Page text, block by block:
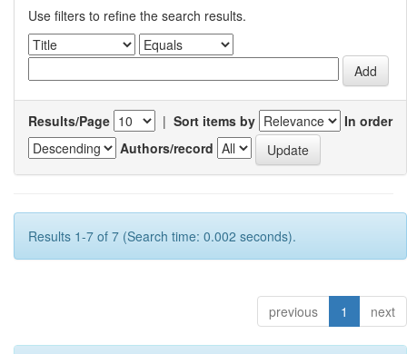
Use filters to refine the search results.
Results/Page | Sort items by
In order
Authors/record
Results 1-7 of 7 (Search time: 0.002 seconds).
previous 1 next